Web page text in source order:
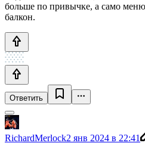
больше по привычке, а само
балкон.
Ответить
RichardMerlock2 янв 2024 в 22:41